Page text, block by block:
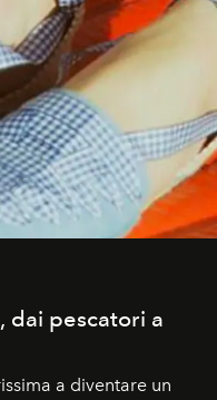
dai pescatori a
a diventare un